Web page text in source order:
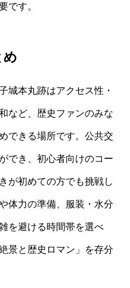
です。
め
城本丸跡はアクセス性・
など、歴史ファンのみな
できる場所です。公共交
でき、初心者向けのコー
が初めての方でも挑戦し
体力の準備、服装・水分
を避ける時間帯を選べ
景と歴史ロマン」を存分